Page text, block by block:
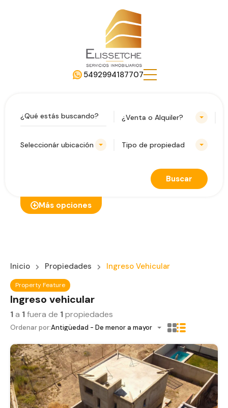
5492994187707
¿Venta o Alquiler?
Seleccionár ubicación Tipo de propiedad
Buscar
Más opciones
Inicio Propiedades Ingreso Vehicular
Property Feature
Ingreso vehicular
1a 1fuera de 1propiedades
Ordenar por:Antigüedad - De menor a mayor